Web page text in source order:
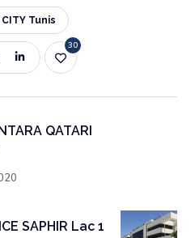
CITY Tunis
30
QATARI
SAPHIR Lac 1